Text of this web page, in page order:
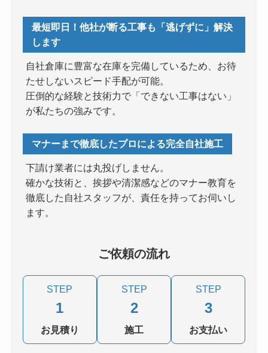
最短即日！他社が断る工事も「逃げずに」解決
します
自社倉庫に豊富な在庫を完備しているため、お待
たせしないスピード手配が可能。
圧倒的な経験と技術力で「できない工事はない」
が私たちの強みです。
マナーまで徹底したプロによる完全自社施工
下請け業者には丸投げしません。
確かな技術と、挨拶や清潔感などのマナー教育を
徹底した自社スタッフが、責任を持ってお伺いし
ます。
ご依頼の流れ
STEP
1
お見積り
STEP
2
施工
STEP
3
お支払い